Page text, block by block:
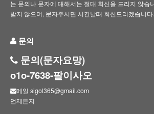
는 문의나 문자에 대해서는 절대 회신을 드리지 않습
받지 않으며, 문자주시면 시간날때 회신드리겠습니다.
문의
문의(문자요망)
o1o-7638-팔이사오
메일 sigol365@gmail.com
언제든지